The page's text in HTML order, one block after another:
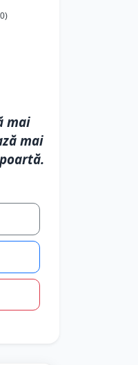
0)
mai
mai